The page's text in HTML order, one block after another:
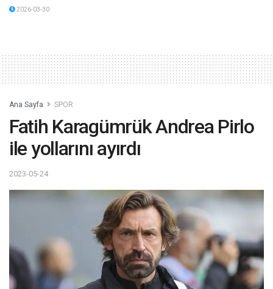
2026-03-30
Ana Sayfa SPOR
Fatih Karagümrük Andrea Pirlo
ile yollarını ayırdı
2023-05-24